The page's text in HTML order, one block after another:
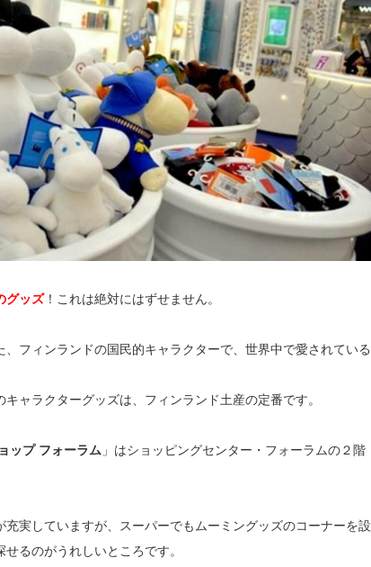
グッズ！これは絶対にはずせません。
フィンランドの国民的キャラクターで、世界中で愛されている
ャラクターグッズは、フィンランド土産の定番です。
ップ フォーラム 」はショッピングセンター・フォーラムの２階
実していますが、スーパーでもムーミングッズのコーナーを設
るのがうれしいところです。